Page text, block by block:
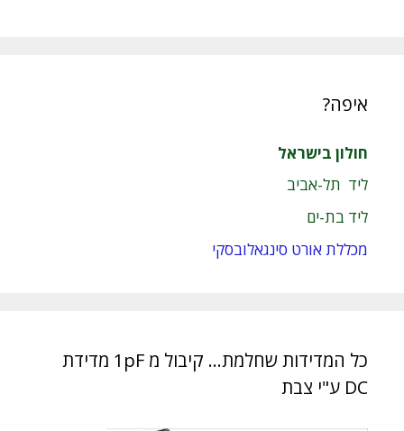
איפה?
חולון בישראל
ליד תל-אביב
ליד בת-ים
מכללת אורט סינגאלובסקי
כל המדידות שחלמת… קיבול מ 1pF מדידת
DC ע"י צבת